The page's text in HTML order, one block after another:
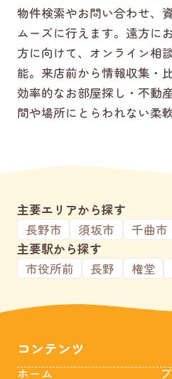
物件検索やお問い合わせ、
ムーズに行えます。遠方に
方に向けて、オンライン相
能。来店前から情報収集・
効率的なお部屋探し・不動
間や場所にとらわれない柔
主要エリアから探す
長野市
須坂市 千曲市
主要駅から探す
市役所前
長野 権堂
コンテンツ
ホーム